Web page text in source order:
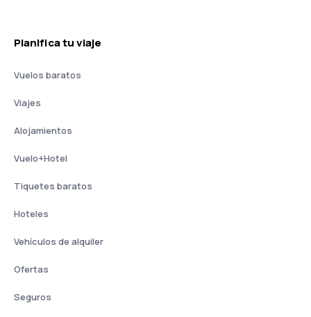
Planifica tu viaje
Vuelos baratos
Viajes
Alojamientos
Vuelo+Hotel
Tiquetes baratos
Hoteles
Vehículos de alquiler
Ofertas
Seguros